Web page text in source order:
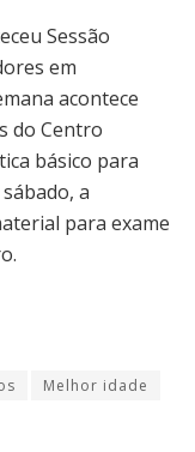
Sessão
em
acontece
do Centro
básico para
a
para exame
Melhor idade